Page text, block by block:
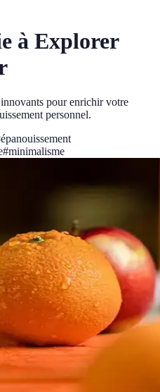
à Explorer
pour enrichir votre
personnel.
épanouissement
#minimalisme